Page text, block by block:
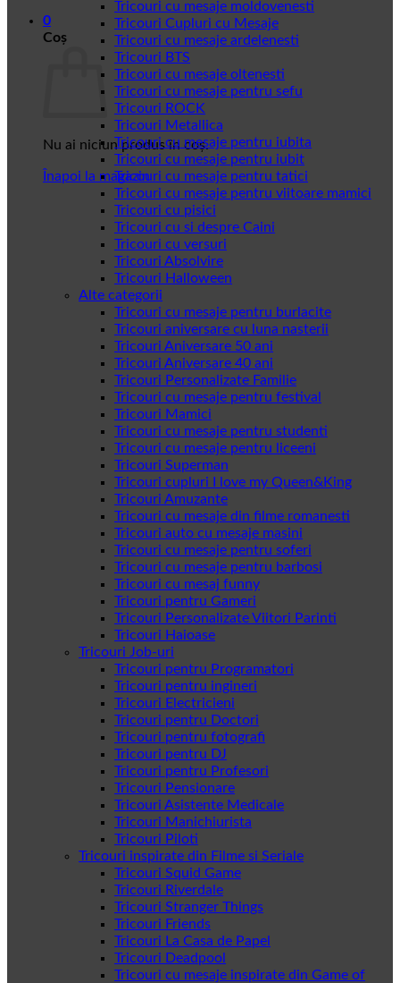
0
Coș
Nu ai niciun produs în coș.
Înapoi la magazin
Tricouri cu mesaje moldovenesti
Tricouri Cupluri cu Mesaje
Tricouri cu mesaje ardelenesti
Tricouri BTS
Tricouri cu mesaje oltenesti
Tricouri cu mesaje pentru sefu
Tricouri ROCK
Tricouri Metallica
Tricouri cu mesaje pentru iubita
Tricouri cu mesaje pentru iubit
Tricouri cu mesaje pentru tatici
Tricouri cu mesaje pentru viitoare mamici
Tricouri cu pisici
Tricouri cu si despre Caini
Tricouri cu versuri
Tricouri Absolvire
Tricouri Halloween
Alte categorii
Tricouri cu mesaje pentru burlacite
Tricouri aniversare cu luna nasterii
Tricouri Aniversare 50 ani
Tricouri Aniversare 40 ani
Tricouri Personalizate Familie
Tricouri cu mesaje pentru festival
Tricouri Mamici
Tricouri cu mesaje pentru studenti
Tricouri cu mesaje pentru liceeni
Tricouri Superman
Tricouri cupluri I love my Queen&King
Tricouri Amuzante
Tricouri cu mesaje din filme romanesti
Tricouri auto cu mesaje masini
Tricouri cu mesaje pentru soferi
Tricouri cu mesaje pentru barbosi
Tricouri cu mesaj funny
Tricouri pentru Gameri
Tricouri Personalizate Viitori Parinti
Tricouri Haioase
Tricouri Job-uri
Tricouri pentru Programatori
Tricouri pentru ingineri
Tricouri Electricieni
Tricouri pentru Doctori
Tricouri pentru fotografi
Tricouri pentru DJ
Tricouri pentru Profesori
Tricouri Pensionare
Tricouri Asistente Medicale
Tricouri Manichiurista
Tricouri Piloti
Tricouri inspirate din Filme si Seriale
Tricouri Squid Game
Tricouri Riverdale
Tricouri Stranger Things
Tricouri Friends
Tricouri La Casa de Papel
Tricouri Deadpool
Tricouri cu mesaje inspirate din Game of